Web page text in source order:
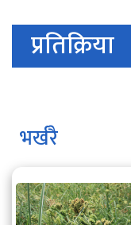
प्रतिक्रिया
भर्खरै